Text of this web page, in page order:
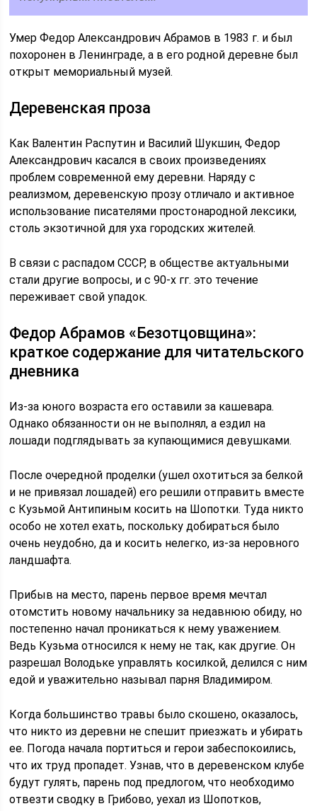
Умер Федор Александрович Абрамов в 1983 г. и был
похоронен в Ленинграде, а в его родной деревне был
открыт мемориальный музей.
Деревенская проза
Как Валентин Распутин и Василий Шукшин, Федор
Александрович касался в своих произведениях
проблем современной ему деревни. Наряду с
реализмом, деревенскую прозу отличало и активное
использование писателями простонародной лексики,
столь экзотичной для уха городских жителей.
В связи с распадом СССР, в обществе актуальными
стали другие вопросы, и с 90-х гг. это течение
переживает свой упадок.
Федор Абрамов «Безотцовщина»:
краткое содержание для читательского
дневника
Из-за юного возраста его оставили за кашевара.
Однако обязанности он не выполнял, а ездил на
лошади подглядывать за купающимися девушками.
После очередной проделки (ушел охотиться за белкой
и не привязал лошадей) его решили отправить вместе
с Кузьмой Антипиным косить на Шопотки. Туда никто
особо не хотел ехать, поскольку добираться было
очень неудобно, да и косить нелегко, из-за неровного
ландшафта.
Прибыв на место, парень первое время мечтал
отомстить новому начальнику за недавнюю обиду, но
постепенно начал проникаться к нему уважением.
Ведь Кузьма относился к нему не так, как другие. Он
разрешал Володьке управлять косилкой, делился с ним
едой и уважительно называл парня Владимиром.
Когда большинство травы было скошено, оказалось,
что никто из деревни не спешит приезжать и убирать
ее. Погода начала портиться и герои забеспокоились,
что их труд пропадет. Узнав, что в деревенском клубе
будут гулять, парень под предлогом, что необходимо
отвезти сводку в Грибово, уехал из Шопотков,